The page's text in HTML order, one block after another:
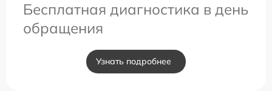
Бесплатная диагностика в день
обращения
Узнать подробнее